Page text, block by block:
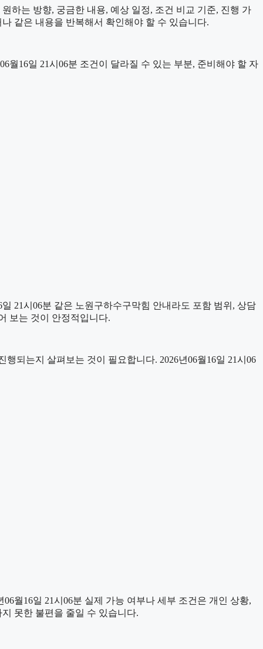
하는 방향, 궁금한 내용, 예상 일정, 조건 비교 기준, 진행 가
같은 내용을 반복해서 확인해야 할 수 있습니다.
월16일 21시06분 조건이 달라질 수 있는 부분, 준비해야 할 자
21시06분 같은 노원구하수구막힘 안내라도 포함 범위, 상담
보는 것이 안정적입니다.
되는지 살펴보는 것이 필요합니다. 2026년06월16일 21시06
월16일 21시06분 실제 가능 여부나 세부 조건은 개인 상황,
못한 불편을 줄일 수 있습니다.